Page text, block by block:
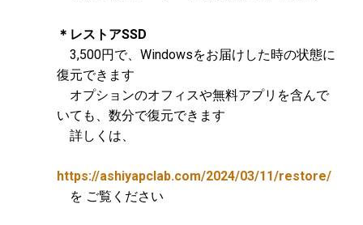
＊レストアSSD
3,500円で、Windowsをお届けした時の状態に
復元できます
オプションのオフィスや無料アプリを含んで
いても、数分で復元できます
詳しくは、
https://ashiyapclab.com/2024/03/11/restore/
を ご覧ください